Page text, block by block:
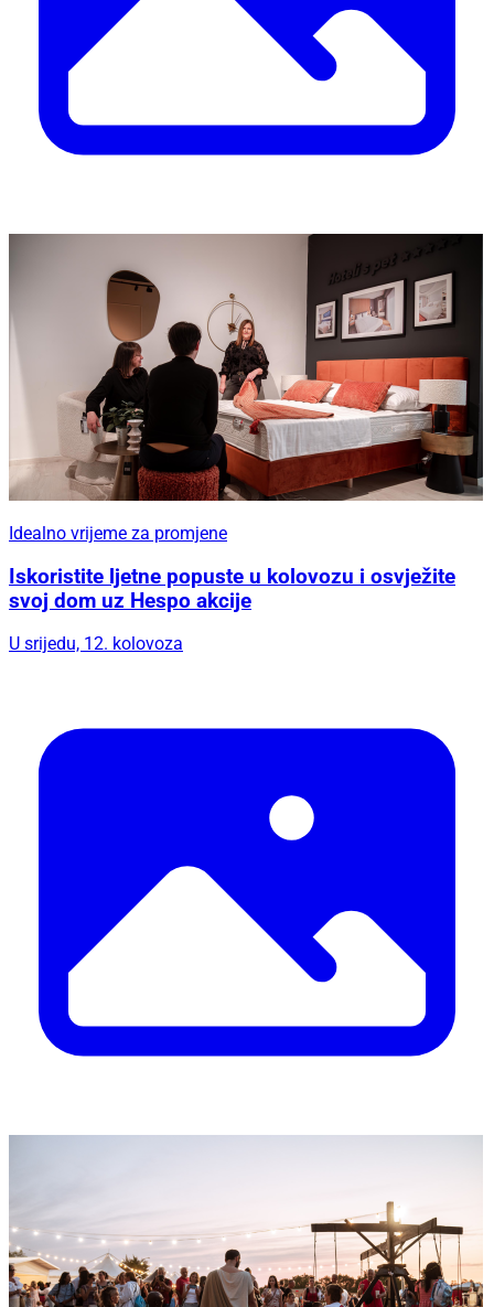
Idealno vrijeme za promjene
Iskoristite ljetne popuste u kolovozu i osvježite
svoj dom uz Hespo akcije
U srijedu, 12. kolovoza